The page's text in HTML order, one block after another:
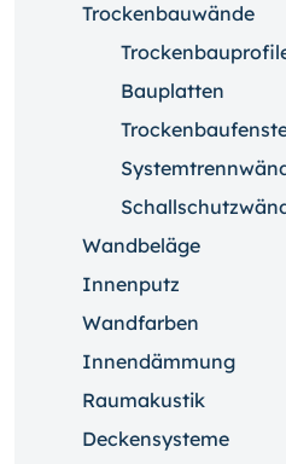
Trockenbauwände
Bauplatten
Wandbeläge
Innenputz
Wandfarben
Innendämmung
Raumakustik
Deckensysteme